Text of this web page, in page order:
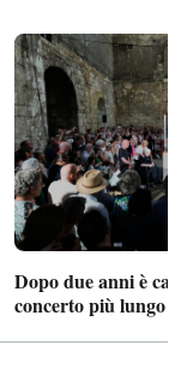
Dopo due anni è
concerto più lungo